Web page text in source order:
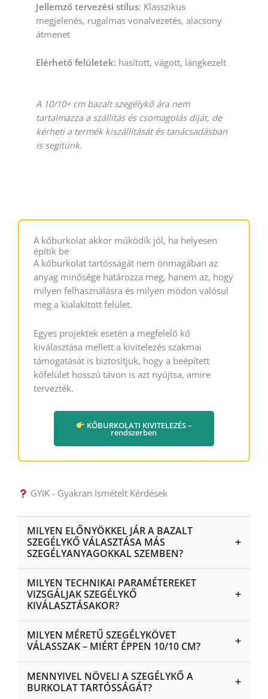
Jellemző tervezési stílus: Klasszikus
megjelenés, rugalmas vonalvezetés, alacsony
átmenet
Elérhető felületek: hasított, vágott, lángkezelt
A 10/10+ cm bazalt szegélykő ára nem
tartalmazza a szállítás és csomagolás díját, de
kérheti a termék kiszállítását és tanácsadásban
is segítünk.
A kőburkolat akkor működik jól, ha helyesen
építik be
A kőburkolat tartósságát nem önmagában az
anyag minősége határozza meg, hanem az, hogy
milyen felhasználásra és milyen módon valósul
meg a kialakított felület.
Egyes projektek esetén a megfelelő kő
kiválasztása mellett a kivitelezés szakmai
támogatását is biztosítjuk, hogy a beépített
kőfelület hosszú távon is azt nyújtsa, amire
tervezték.
KŐBURKOLATI KIVITELEZÉS –
rendszerben
GYIK - Gyakran Ismételt Kérdések
MILYEN ELŐNYÖKKEL JÁR A BAZALT
SZEGÉLYKŐ VÁLASZTÁSA MÁS
SZEGÉLYANYAGOKKAL SZEMBEN?
+
MILYEN TECHNIKAI PARAMÉTEREKET
VIZSGÁLJAK SZEGÉLYKŐ
KIVÁLASZTÁSAKOR?
+
MILYEN MÉRETŰ SZEGÉLYKÖVET
VÁLASSZAK – MIÉRT ÉPPEN 10/10 CM?
+
MENNYIVEL NÖVELI A SZEGÉLYKŐ A
BURKOLAT TARTÓSSÁGÁT?
+